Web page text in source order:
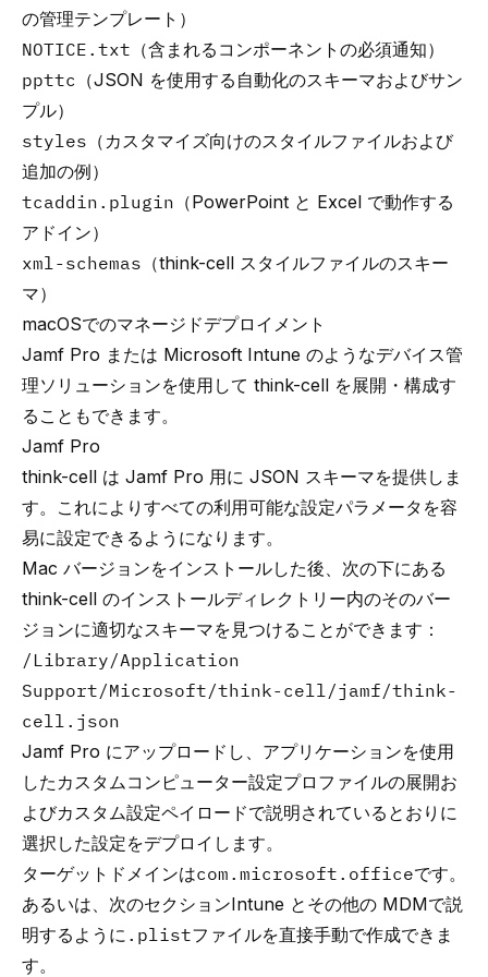
の管理テンプレート）
NOTICE.txt （含まれるコンポーネントの必須通知）
ppttc （JSON を使用する自動化のスキーマおよびサン
プル）
styles （カスタマイズ向けのスタイルファイルおよび
追加の例）
tcaddin.plugin （PowerPoint と Excel で動作する
アドイン）
xml-schemas （think-cell スタイルファイルのスキー
マ）
macOSでのマネージドデプロイメント
Jamf Pro または Microsoft Intune のようなデバイス管
理ソリューションを使用して think-cell を展開・構成す
ることもできます。
Jamf Pro
think-cell は Jamf Pro 用に JSON スキーマを提供しま
す。これによりすべての利用可能な設定パラメータを容
易に設定できるようになります。
Mac バージョンをインストールした後、次の下にある
think-cell のインストールディレクトリー内のそのバー
ジョンに適切なスキーマを見つけることができます：
/Library/Application
Support/Microsoft/think-cell/jamf/think-
cell.json
Jamf Pro にアップロードし、 アプリケーションを使用
したカスタムコンピューター設定プロファイルの展開お
よびカスタム設定ペイロードで説明されているとおりに
選択した設定をデプロイします。
ターゲットドメインはcom.microsoft.officeです。
あるいは、次のセクションIntune とその他の MDMで説
明するように .plistファイルを直接手動で作成できま
す。